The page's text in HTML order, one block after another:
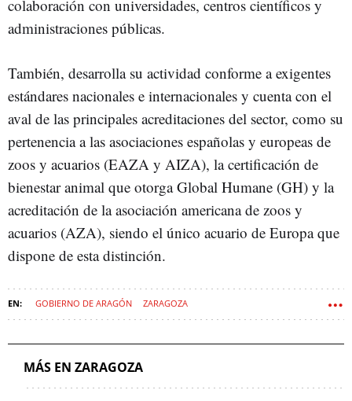
colaboración con universidades, centros científicos y
administraciones públicas.
También, desarrolla su actividad conforme a exigentes
estándares nacionales e internacionales y cuenta con el
aval de las principales acreditaciones del sector, como su
pertenencia a las asociaciones españolas y europeas de
zoos y acuarios (EAZA y AIZA), la certificación de
bienestar animal que otorga Global Humane (GH) y la
acreditación de la asociación americana de zoos y
acuarios (AZA), siendo el único acuario de Europa que
dispone de esta distinción.
GOBIERNO DE ARAGÓN ZARAGOZA
MÁS EN ZARAGOZA